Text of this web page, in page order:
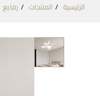
الرئيسية المنتجات رفايع